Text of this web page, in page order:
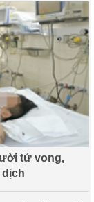
tử vong,